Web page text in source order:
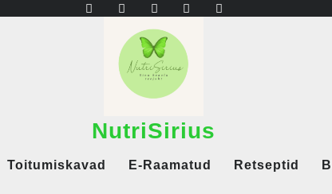
NutriSirius
Toitumiskavad E-Raamatud Retseptid